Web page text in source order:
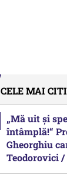
CELE MAI
„Mă uit și
întâmplă!“
Gheorghiu
Teodorovici /